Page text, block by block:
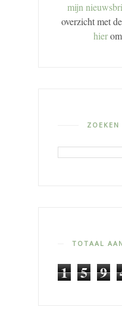
mijn
overzicht met
hierom
TOTAAL
1 5 9